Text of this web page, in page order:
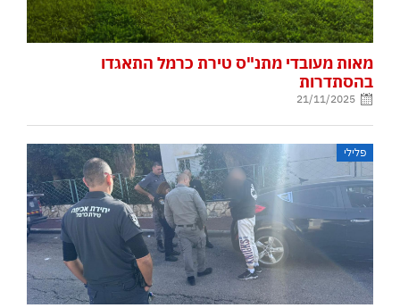
מאות מעובדי מתנ"ס טירת כרמל התאגדו
בהסתדרות
21/11/2025
פלילי